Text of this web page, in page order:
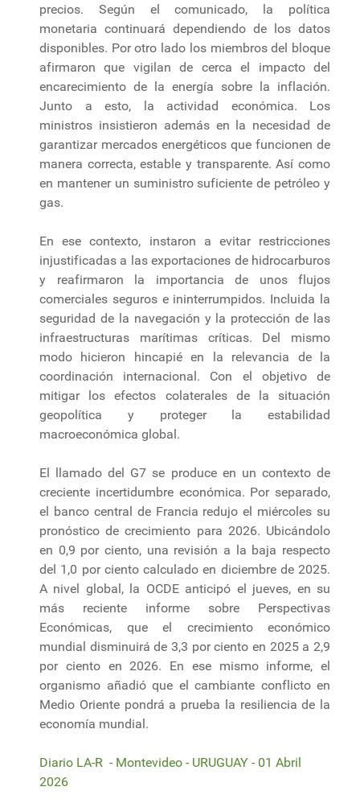
precios. Según el comunicado, la política
monetaria continuará dependiendo de los datos
disponibles. Por otro lado los miembros del bloque
afirmaron que vigilan de cerca el impacto del
encarecimiento de la energía sobre la inflación.
Junto a esto, la actividad económica. Los
ministros insistieron además en la necesidad de
garantizar mercados energéticos que funcionen de
manera correcta, estable y transparente. Así como
en mantener un suministro suficiente de petróleo y
gas.
En ese contexto, instaron a evitar restricciones
injustificadas a las exportaciones de hidrocarburos
y reafirmaron la importancia de unos flujos
comerciales seguros e ininterrumpidos. Incluida la
seguridad de la navegación y la protección de las
infraestructuras marítimas críticas. Del mismo
modo hicieron hincapié en la relevancia de la
coordinación internacional. Con el objetivo de
mitigar los efectos colaterales de la situación
geopolítica y proteger la estabilidad
macroeconómica global.
El llamado del G7 se produce en un contexto de
creciente incertidumbre económica. Por separado,
el banco central de Francia redujo el miércoles su
pronóstico de crecimiento para 2026. Ubicándolo
en 0,9 por ciento, una revisión a la baja respecto
del 1,0 por ciento calculado en diciembre de 2025.
A nivel global, la OCDE anticipó el jueves, en su
más reciente informe sobre Perspectivas
Económicas, que el crecimiento económico
mundial disminuirá de 3,3 por ciento en 2025 a 2,9
por ciento en 2026. En ese mismo informe, el
organismo añadió que el cambiante conflicto en
Medio Oriente pondrá a prueba la resiliencia de la
economía mundial.
Diario LA-R - Montevideo - URUGUAY - 01 Abril
2026